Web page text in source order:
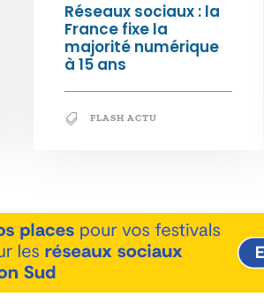
Réseaux sociaux : la
France fixe la
majorité numérique
à 15 ans
FLASH ACTU
En savoir +